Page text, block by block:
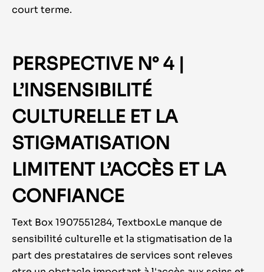
court terme.
PERSPECTIVE N° 4 |
L’INSENSIBILITÉ
CULTURELLE ET LA
STIGMATISATION
LIMITENT L’ACCÈS ET LA
CONFIANCE
Text Box 1907551284, TextboxLe manque de
sensibilité culturelle et la stigmatisation de la
part des prestataires de services sont releves